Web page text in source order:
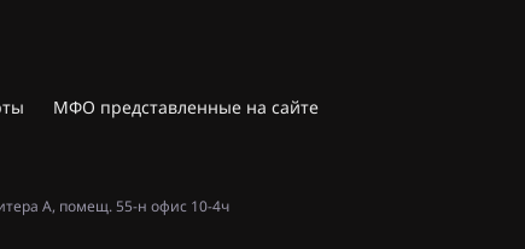
МФО представленные на сайте
А, помещ. 55-н офис 10-4ч